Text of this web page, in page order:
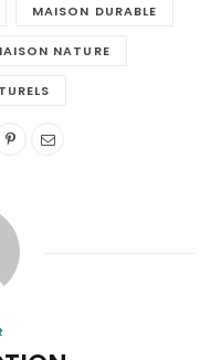
MAISON DURABLE
NATURE